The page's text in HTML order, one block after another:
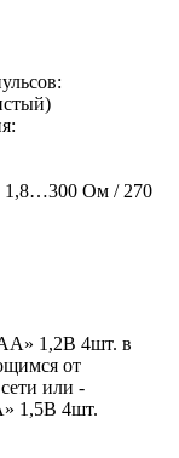
1,8…300 Ом / 270
1,2В 4шт. в
от
или -
1,5В 4шт.